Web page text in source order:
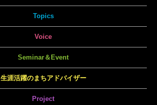
Topics
Voice
Seminar＆Event
生涯活躍のまちアドバイザー
Project